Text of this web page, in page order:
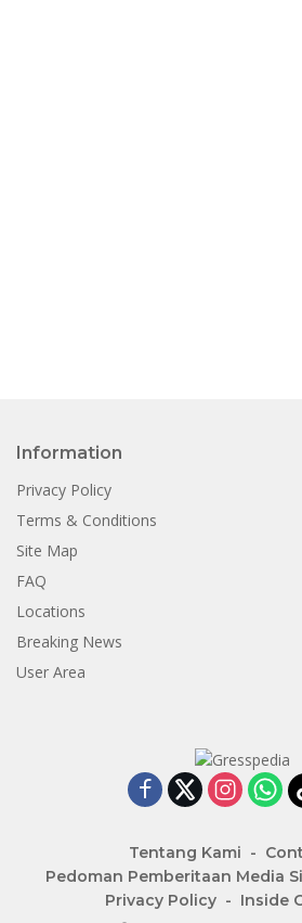
Information
Privacy Policy
Terms & Conditions
Site Map
FAQ
Locations
Breaking News
User Area
Tentang Kami
Pedoman Pemberitaan Media
Privacy Policy
Inside